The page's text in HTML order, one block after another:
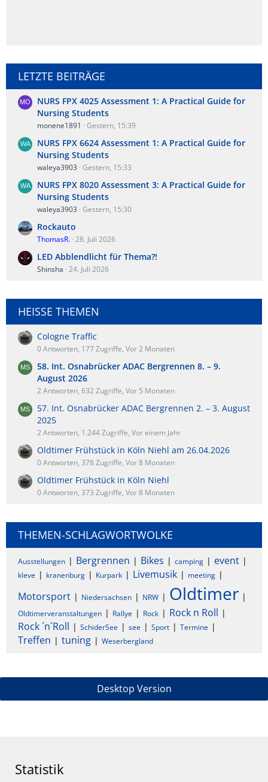
LETZTE BEITRÄGE
NURS FPX 4025 Assessment 1: A Practical Guide for
Nursing Students
monene1891 Gestern, 15:39
NURS FPX 6624 Assessment 1: A Practical Guide for
Nursing Students
waleya3903 Gestern, 15:33
NURS FPX 8020 Assessment 3: A Practical Guide for
Nursing Students
waleya3903 Gestern, 15:30
Rockauto
ThomasR. 28. Juli 2026
LED Abblendlicht für Thema?!
Shinsha 24. Juli 2026
HEISSE THEMEN
Cologne Traffic
0 Antworten, 177 Zugriffe, Vor 2 Monaten
58. Int. Osnabrücker ADAC Bergrennen 8. – 9.
August 2026
2 Antworten, 632 Zugriffe, Vor 5 Monaten
57. Int. Osnabrücker ADAC Bergrennen 2. – 3. August
2025
2 Antworten, 1.244 Zugriffe, Vor einem Jahr
Oldtimer Frühstück in Köln Niehl am 26.04.2026
0 Antworten, 378 Zugriffe, Vor 8 Monaten
Oldtimer Frühstück in Köln Niehl
0 Antworten, 373 Zugriffe, Vor 8 Monaten
THEMEN-SCHLAGWORTWOLKE
Ausstellungen Bergrennen Bikes camping event
kleve kranenburg Kurpark Livemusik meeting
Motorsport Niedersachsen NRW Oldtimer
Oldtimerveranstaltungen Rallye Rock
Rock n Roll
Rock ´n´Roll
SchiderSee see Sport Termine
Treffen tuning Weserbergland
Desktop Version
Statistik